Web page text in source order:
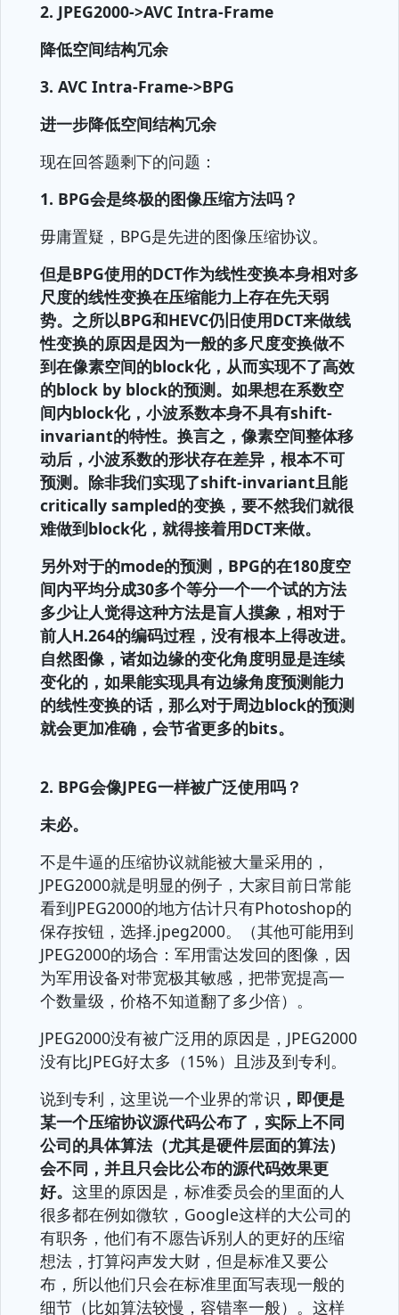
2. JPEG2000->AVC Intra-Frame
降低空间结构冗余
3. AVC Intra-Frame->BPG
进一步降低空间结构冗余
现在回答题剩下的问题：
1. BPG会是终极的图像压缩方法吗？
毋庸置疑，BPG是先进的图像压缩协议。
但是BPG使用的DCT作为线性变换本身相对多
尺度的线性变换在压缩能力上存在先天弱
势。之所以BPG和HEVC仍旧使用DCT来做线
性变换的原因是因为一般的多尺度变换做不
到在像素空间的block化，从而实现不了高效
的block by block的预测。如果想在系数空
间内block化，小波系数本身不具有shift-
invariant的特性。换言之，像素空间整体移
动后，小波系数的形状存在差异，根本不可
预测。除非我们实现了shift-invariant且能
critically sampled的变换，要不然我们就很
难做到block化，就得接着用DCT来做。
另外对于的mode的预测，BPG的在180度空
间内平均分成30多个等分一个一个试的方法
多少让人觉得这种方法是盲人摸象，相对于
前人H.264的编码过程，没有根本上得改进。
自然图像，诸如边缘的变化角度明显是连续
变化的，如果能实现具有边缘角度预测能力
的线性变换的话，那么对于周边block的预测
就会更加准确，会节省更多的bits。
2. BPG会像JPEG一样被广泛使用吗？
未必。
不是牛逼的压缩协议就能被大量采用的，
JPEG2000就是明显的例子，大家目前日常能
看到JPEG2000的地方估计只有Photoshop的
保存按钮，选择.jpeg2000。（其他可能用到
JPEG2000的场合：军用雷达发回的图像，因
为军用设备对带宽极其敏感，把带宽提高一
个数量级，价格不知道翻了多少倍）。
JPEG2000没有被广泛用的原因是，JPEG2000
没有比JPEG好太多（15%）且涉及到专利。
说到专利，这里说一个业界的常识 ，即便是
某一个压缩协议源代码公布了，实际上不同
公司的具体算法（尤其是硬件层面的算法）
会不同，并且只会比公布的源代码效果更
好。 这里的原因是，标准委员会的里面的人
很多都在例如微软，Google这样的大公司的
有职务，他们有不愿告诉别人的更好的压缩
想法，打算闷声发大财，但是标准又要公
布，所以他们只会在标准里面写表现一般的
细节（比如算法较慢，容错率一般）。这样